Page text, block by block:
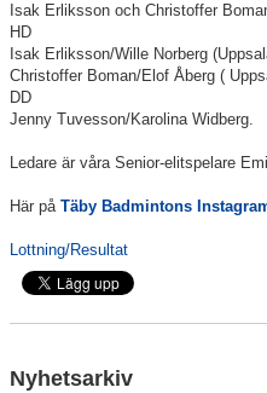
TRC-tidning 2025-26
Lilla Badmintonligan
Medlemsinformation
Täby Badminton SummerCamp 15-
Täby International Para Badminton
Isak Erliksson och Christoffer
HD
Isak Erliksson/Wille Norberg
Christoffer Boman/Elof Åberg (
DD
Jenny Tuvesson/Karolina Widberg.
Ledare är våra Senior-elitspelare
Här på Täby Badmintons
Lottning/Resultat
Nyhetsarkiv